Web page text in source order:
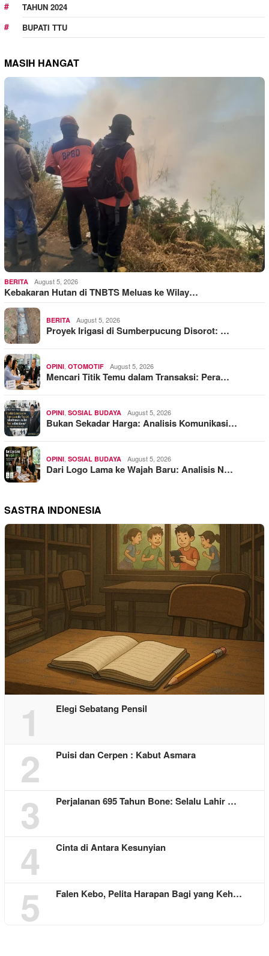
TAHUN 2024
BUPATI TTU
MASIH HANGAT
BERITA August 5, 2026
Kebakaran Hutan di TNBTS Meluas ke Wilay…
BERITA August 5, 2026
Proyek Irigasi di Sumberpucung Disorot: …
OPINI OTOMOTIF August 5, 2026
Mencari Titik Temu dalam Transaksi: Pera…
OPINI SOSIAL BUDAYA August 5, 2026
Bukan Sekadar Harga: Analisis Komunikasi…
OPINI SOSIAL BUDAYA August 5, 2026
Dari Logo Lama ke Wajah Baru: Analisis N…
SASTRA INDONESIA
1 Elegi Sebatang Pensil
2 Puisi dan Cerpen : Kabut Asmara
3 Perjalanan 695 Tahun Bone: Selalu Lahir …
4 Cinta di Antara Kesunyian
5 Falen Kebo, Pelita Harapan Bagi yang Keh…